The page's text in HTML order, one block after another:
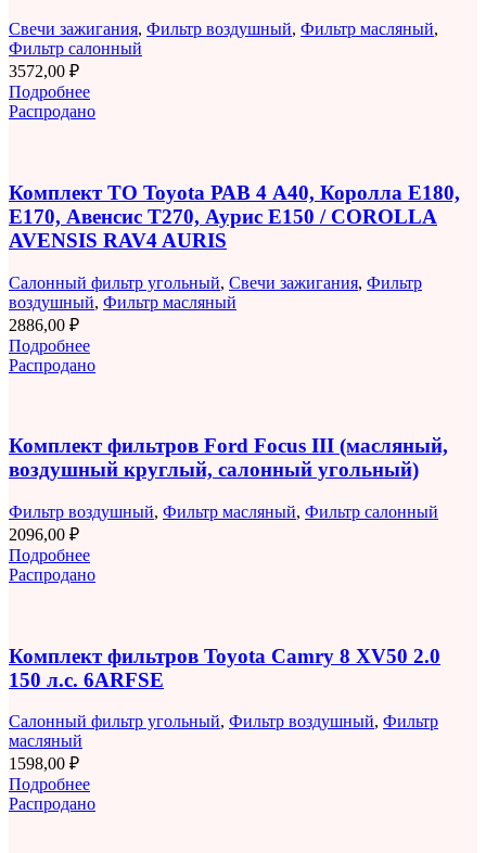
Свечи зажигания, Фильтр воздушный, Фильтр масляный,
Фильтр салонный
3572,00 ₽
Подробнее
Распродано
Комплект ТО Toyota РАВ 4 A40, Королла E180,
E170, Авенсис T270, Аурис E150 / COROLLA
AVENSIS RAV4 AURIS
Салонный фильтр угольный, Свечи зажигания, Фильтр
воздушный, Фильтр масляный
2886,00 ₽
Подробнее
Распродано
Комплект фильтров Ford Focus III (масляный,
воздушный круглый, салонный угольный)
Фильтр воздушный, Фильтр масляный, Фильтр салонный
2096,00 ₽
Подробнее
Распродано
Комплект фильтров Toyota Camry 8 XV50 2.0
150 л.с. 6ARFSE
Салонный фильтр угольный, Фильтр воздушный, Фильтр
масляный
1598,00 ₽
Подробнее
Распродано